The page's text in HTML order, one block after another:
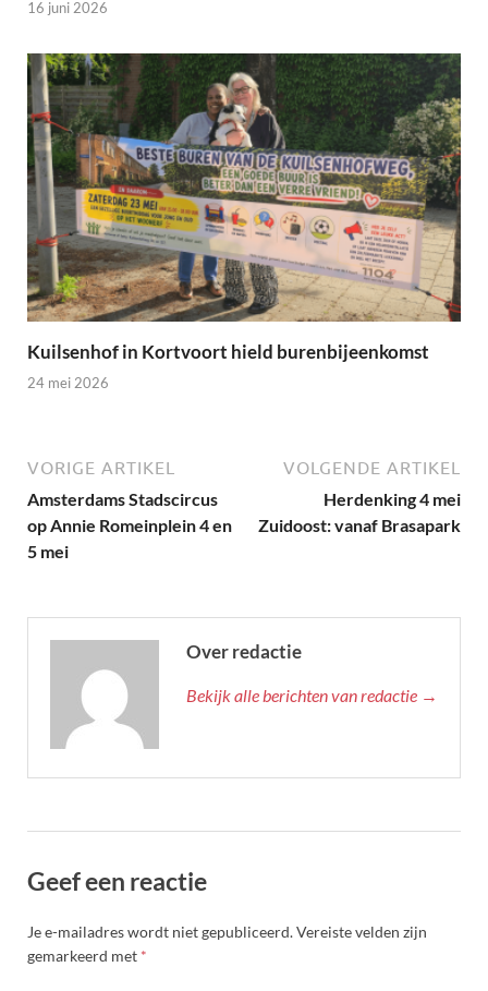
16 juni 2026
Kuilsenhof in Kortvoort hield burenbijeenkomst
24 mei 2026
VORIGE ARTIKEL
Amsterdams Stadscircus
op Annie Romeinplein 4 en
5 mei
VOLGENDE ARTIKEL
Herdenking 4 mei
Zuidoost: vanaf Brasapark
Over redactie
Bekijk alle berichten van redactie →
Geef een reactie
Je e-mailadres wordt niet gepubliceerd.Vereiste velden zijn
gemarkeerd met *